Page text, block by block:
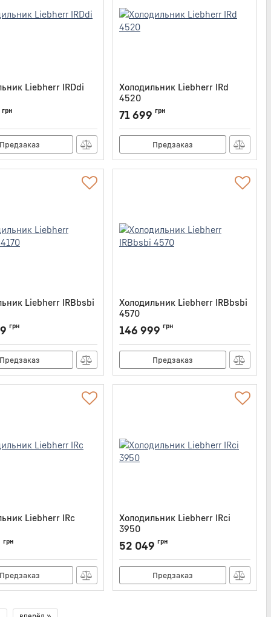
Liebherr IRDdi
грн
Предзаказ
Холодильник Liebherr IRd
4520
Артикул: IRD4520
71 699 грн
Предзаказ
Liebherr IRBbsbi
IRBBSBI4170
грн
Предзаказ
Холодильник Liebherr IRBbsbi
4570
Артикул: IRBBSBI4570
146 999 грн
Предзаказ
Liebherr IRc
грн
Предзаказ
Холодильник Liebherr IRci
3950
Артикул: IRCI3950
52 049 грн
Предзаказ